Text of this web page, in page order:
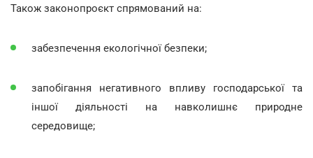
Також законопроєкт спрямований на:
забезпечення екологічної безпеки;
запобігання негативного впливу господарської та
іншої діяльності на навколишнє природне
середовище;